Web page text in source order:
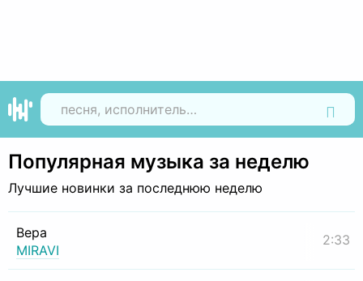
Популярная музыка за неделю
Лучшие новинки за последнюю неделю
Вера
MIRAVI
2:33